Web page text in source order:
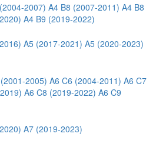
2007) A4 B8 (2007-2011) A4 B8
A4 B9 (2019-2022)
A5 (2017-2021) A5 (2020-2023)
2005) A6 C6 (2004-2011) A6 C7
A6 C8 (2019-2022) A6 C9
A7 (2019-2023)